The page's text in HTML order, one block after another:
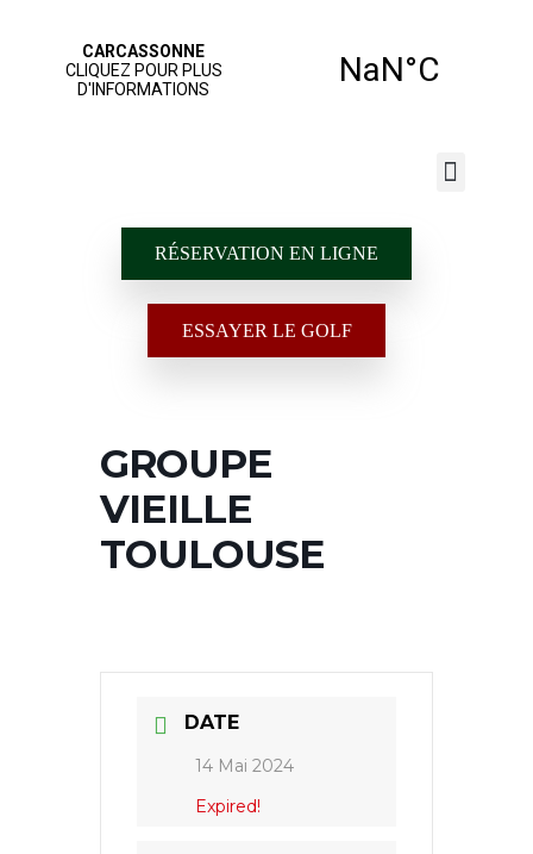
RÉSERVATION EN LIGNE
ESSAYER LE GOLF
GROUPE
VIEILLE
TOULOUSE
DATE
14 Mai 2024
Expired!